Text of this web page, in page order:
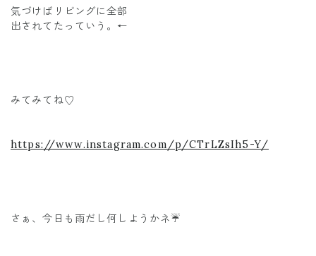
気づけばリビングに全部
出されてたっていう。←
みてみてね♡
https://www.instagram.com/p/CTrLZsIh5-Y/
さぁ、今日も雨だし何しようかネ☔️